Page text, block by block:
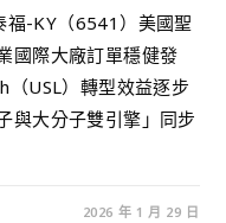
-KY（6541）美國聖
國際大廠訂單穩健發
USL）轉型效益逐步
與大分子雙引擎」同步
2026 年 1 月 29 日